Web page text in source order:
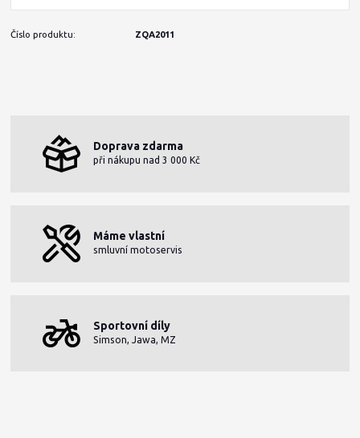
Číslo produktu: ZQA2011
Doprava zdarma
při nákupu nad 3 000 Kč
Máme vlastní
smluvní motoservis
Sportovní díly
Simson, Jawa, MZ